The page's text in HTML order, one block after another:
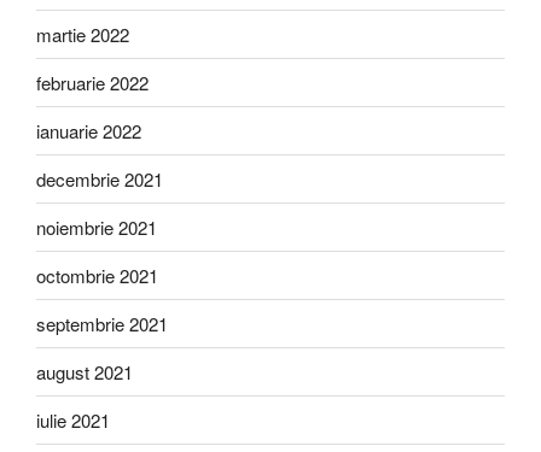
martie 2022
februarie 2022
ianuarie 2022
decembrie 2021
noiembrie 2021
octombrie 2021
septembrie 2021
august 2021
iulie 2021